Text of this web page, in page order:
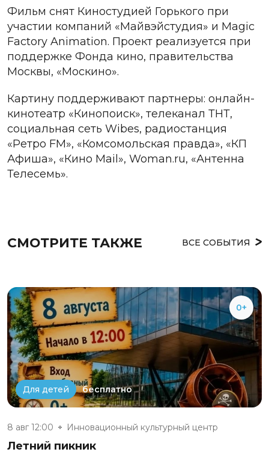
Фильм снят Киностудией Горького при
участии компаний «Майвэйстудия» и Magic
Factory Animation. Проект реализуется при
поддержке Фонда кино, правительства
Москвы, «Москино».
Картину поддерживают партнеры: онлайн-
кинотеатр «Кинопоиск», телеканал ТНТ,
социальная сеть Wibes, радиостанция
«Ретро FM», «Комсомольская правда», «КП
Афиша», «Кино Mail», Woman.ru, «Антенна
Телесемь».
СМОТРИТЕ ТАКЖЕ ВСЕ СОБЫТИЯ
0+
Для детей бесплатно
8 авг 12:00 Инновационный культурный центр
Летний пикник